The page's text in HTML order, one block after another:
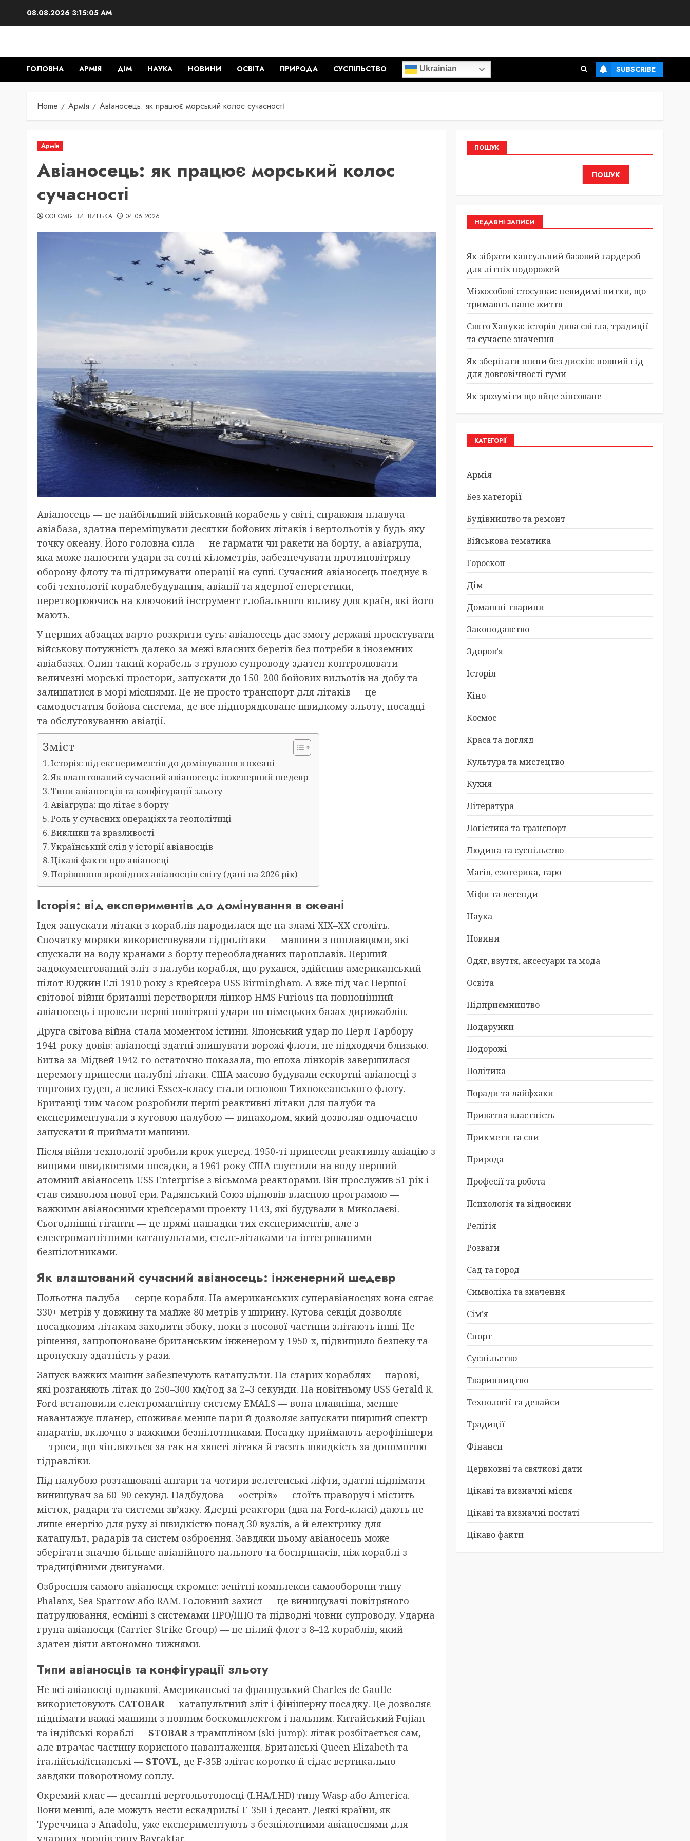
08.08.2026 3:15:06 AM
ГОЛОВНА АРМІЯ ДІМ НАУКА НОВИНИ ОСВІТА ПРИРОДА СУСПІЛЬСТВО Ukrainian SUBSCRIBE
Home Армія Авіаносець: як працює морський колос сучасності
Армія
Авіаносець: як працює морський колос
сучасності
СОЛОМІЯ ВИТВИЦЬКА 04.06.2026
Авіаносець — це найбільший військовий корабель у світі, справжня плавуча
авіабаза, здатна переміщувати десятки бойових літаків і вертольотів у будь-яку
точку океану. Його головна сила — не гармати чи ракети на борту, а авіагрупа,
яка може наносити удари за сотні кілометрів, забезпечувати протиповітряну
оборону флоту та підтримувати операції на суші. Сучасний авіаносець поєднує в
собі технології кораблебудування, авіації та ядерної енергетики,
перетворюючись на ключовий інструмент глобального впливу для країн, які його
мають.
У перших абзацах варто розкрити суть: авіаносець дає змогу державі проєктувати
військову потужність далеко за межі власних берегів без потреби в іноземних
авіабазах. Один такий корабель з групою супроводу здатен контролювати
величезні морські простори, запускати до 150–200 бойових вильотів на добу та
залишатися в морі місяцями. Це не просто транспорт для літаків — це
самодостатня бойова система, де все підпорядковане швидкому зльоту, посадці
та обслуговуванню авіації.
Зміст
Історія: від експериментів до домінування в океані
Як влаштований сучасний авіаносець: інженерний шедевр
Типи авіаносців та конфігурації зльоту
Авіагрупа: що літає з борту
Роль у сучасних операціях та геополітиці
Виклики та вразливості
Український слід у історії авіаносців
Цікаві факти про авіаносці
Порівняння провідних авіаносців світу (дані на 2026 рік)
Історія: від експериментів до домінування в океані
Ідея запускати літаки з кораблів народилася ще на зламі XIX–XX століть.
Спочатку моряки використовували гідролітаки — машини з поплавцями, які
спускали на воду кранами з борту переобладнаних пароплавів. Перший
задокументований зліт з палуби корабля, що рухався, здійснив американський
пілот Юджин Елі 1910 року з крейсера USS Birmingham. А вже під час Першої
світової війни британці перетворили лінкор HMS Furious на повноцінний
авіаносець і провели перші повітряні удари по німецьких базах дирижаблів.
Друга світова війна стала моментом істини. Японський удар по Перл-Гарбору
1941 року довів: авіаносці здатні знищувати ворожі флоти, не підходячи близько.
Битва за Мідвей 1942-го остаточно показала, що епоха лінкорів завершилася —
перемогу принесли палубні літаки. США масово будували ескортні авіаносці з
торгових суден, а великі Essex-класу стали основою Тихоокеанського флоту.
Британці тим часом розробили перші реактивні літаки для палуби та
експериментували з кутовою палубою — винаходом, який дозволяв одночасно
запускати й приймати машини.
Після війни технології зробили крок уперед. 1950-ті принесли реактивну авіацію з
вищими швидкостями посадки, а 1961 року США спустили на воду перший
атомний авіаносець USS Enterprise з вісьмома реакторами. Він прослужив 51 рік і
став символом нової ери. Радянський Союз відповів власною програмою —
важкими авіаносними крейсерами проекту 1143, які будували в Миколаєві.
Сьогоднішні гіганти — це прямі нащадки тих експериментів, але з
електромагнітними катапультами, стелс-літаками та інтегрованими
безпілотниками.
Як влаштований сучасний авіаносець: інженерний шедевр
Польотна палуба — серце корабля. На американських суперавіаносцях вона сягає
330+ метрів у довжину та майже 80 метрів у ширину. Кутова секція дозволяє
посадковим літакам заходити збоку, поки з носової частини злітають інші. Це
рішення, запропоноване британським інженером у 1950-х, підвищило безпеку та
пропускну здатність у рази.
Запуск важких машин забезпечують катапульти. На старих кораблях — парові,
які розганяють літак до 250–300 км/год за 2–3 секунди. На новітньому USS Gerald R.
Ford встановили електромагнітну систему EMALS — вона плавніша, менше
навантажує планер, споживає менше пари й дозволяє запускати ширший спектр
апаратів, включно з важкими безпілотниками. Посадку приймають аерофінішери
— троси, що чіпляються за гак на хвості літака й гасять швидкість за допомогою
гідравліки.
Під палубою розташовані ангари та чотири велетенські ліфти, здатні піднімати
винищувач за 60–90 секунд. Надбудова — «острів» — стоїть праворуч і містить
місток, радари та системи зв’язку. Ядерні реактори (два на Ford-класі) дають не
лише енергію для руху зі швидкістю понад 30 вузлів, а й електрику для
катапульт, радарів та систем озброєння. Завдяки цьому авіаносець може
зберігати значно більше авіаційного пального та боєприпасів, ніж кораблі з
традиційними двигунами.
Озброєння самого авіаносця скромне: зенітні комплекси самооборони типу
Phalanx, Sea Sparrow або RAM. Головний захист — це винищувачі повітряного
патрулювання, есмінці з системами ПРО/ППО та підводні човни супроводу. Ударна
група авіаносця (Carrier Strike Group) — це цілий флот з 8–12 кораблів, який
здатен діяти автономно тижнями.
Типи авіаносців та конфігурації зльоту
Не всі авіаносці однакові. Американські та французький Charles de Gaulle
використовують CATOBAR — катапультний зліт і фінішерну посадку. Це дозволяє
піднімати важкі машини з повним боєкомплектом і пальним. Китайський Fujian
та індійські кораблі — STOBAR з трампліном (ski-jump): літак розбігається сам,
але втрачає частину корисного навантаження. Британські Queen Elizabeth та
італійські/іспанські — STOVL, де F-35B злітає коротко й сідає вертикально
завдяки поворотному соплу.
Окремий клас — десантні вертольотоносці (LHA/LHD) типу Wasp або America.
Вони менші, але можуть нести ескадрильї F-35B і десант. Деякі країни, як
Туреччина з Anadolu, уже експериментують з безпілотними авіаносцями для
ударних дронів типу Bayraktar.
ПОШУК
ПОШУК
НЕДАВНІ ЗАПИСИ
Як зібрати капсульний базовий гардероб
для літніх подорожей
Міжособові стосунки: невидимі нитки, що
тримають наше життя
Свято Ханука: історія дива світла, традиції
та сучасне значення
Як зберігати шини без дисків: повний гід
для довговічності гуми
Як зрозуміти що яйце зіпсоване
КАТЕГОРІЇ
Армія
Без категорії
Будівництво та ремонт
Військова тематика
Гороскоп
Дім
Домашні тварини
Законодавство
Здоров’я
Історія
Кіно
Космос
Краса та догляд
Культура та мистецтво
Кухня
Література
Логістика та транспорт
Людина та суспільство
Магія, езотерика, таро
Міфи та легенди
Наука
Новини
Одяг, взуття, аксесуари та мода
Освіта
Підприємництво
Подарунки
Подорожі
Політика
Поради та лайфхаки
Приватна властність
Прикмети та сни
Природа
Професії та робота
Психологія та відносини
Релігія
Розваги
Сад та город
Символіка та значення
Сім’я
Спорт
Суспільство
Тваринництво
Технології та девайси
Традиції
Фінанси
Цервковні та святкові дати
Цікаві та визначні місця
Цікаві та визначні постаті
Цікаво факти